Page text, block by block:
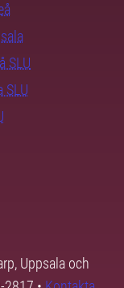
SLU
SLU
Uppsala och